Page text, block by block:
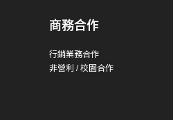
商務合作
行銷業務合作
非營利 / 校園合作